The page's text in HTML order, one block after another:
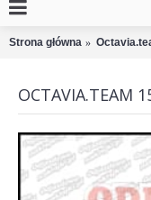
Strona główna
OCTAVIA.TEAM